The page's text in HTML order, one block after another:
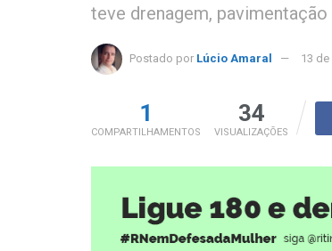
teve drenagem,
Postado por Lúcio Amaral 13
1
COMPARTILHAMENTOS
34
VISUALIZAÇÕES